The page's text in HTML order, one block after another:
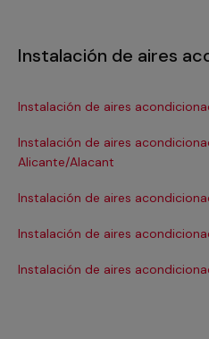
Instalación de aires
Instalación de aires
Instalación de aires
Alicante/Alacant
Instalación de aires
Instalación de aires
Instalación de aires